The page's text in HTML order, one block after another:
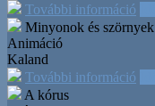
További információ
Minyonok és szörnyek
Animáció
Kaland
További információ
A kórus